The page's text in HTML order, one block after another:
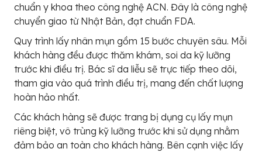
chuẩn y khoa theo công nghệ ACN. Đây là công nghệ
chuyển giao từ Nhật Bản, đạt chuẩn FDA.
Quy trình lấy nhân mụn gồm 15 bước chuyên sâu. Mỗi
khách hàng đều được thăm khám, soi da kỹ lưỡng
trước khi điều trị. Bác sĩ da liễu sẽ trực tiếp theo dõi,
tham gia vào quá trình điều trị, mang đến chất lượng
hoàn hảo nhất.
Các khách hàng sẽ được trang bị dụng cụ lấy mụn
riêng biệt, vô trùng kỹ lưỡng trước khi sử dụng nhằm
đảm bảo an toàn cho khách hàng. Bên cạnh việc lấy